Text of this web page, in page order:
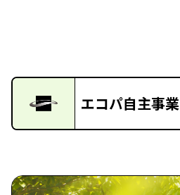
エコパ自主事業